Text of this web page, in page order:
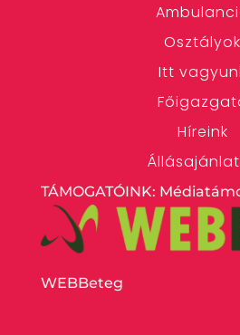
Osztályok
Itt
Híreink
TÁMOGATÓINK:
WEBBeteg